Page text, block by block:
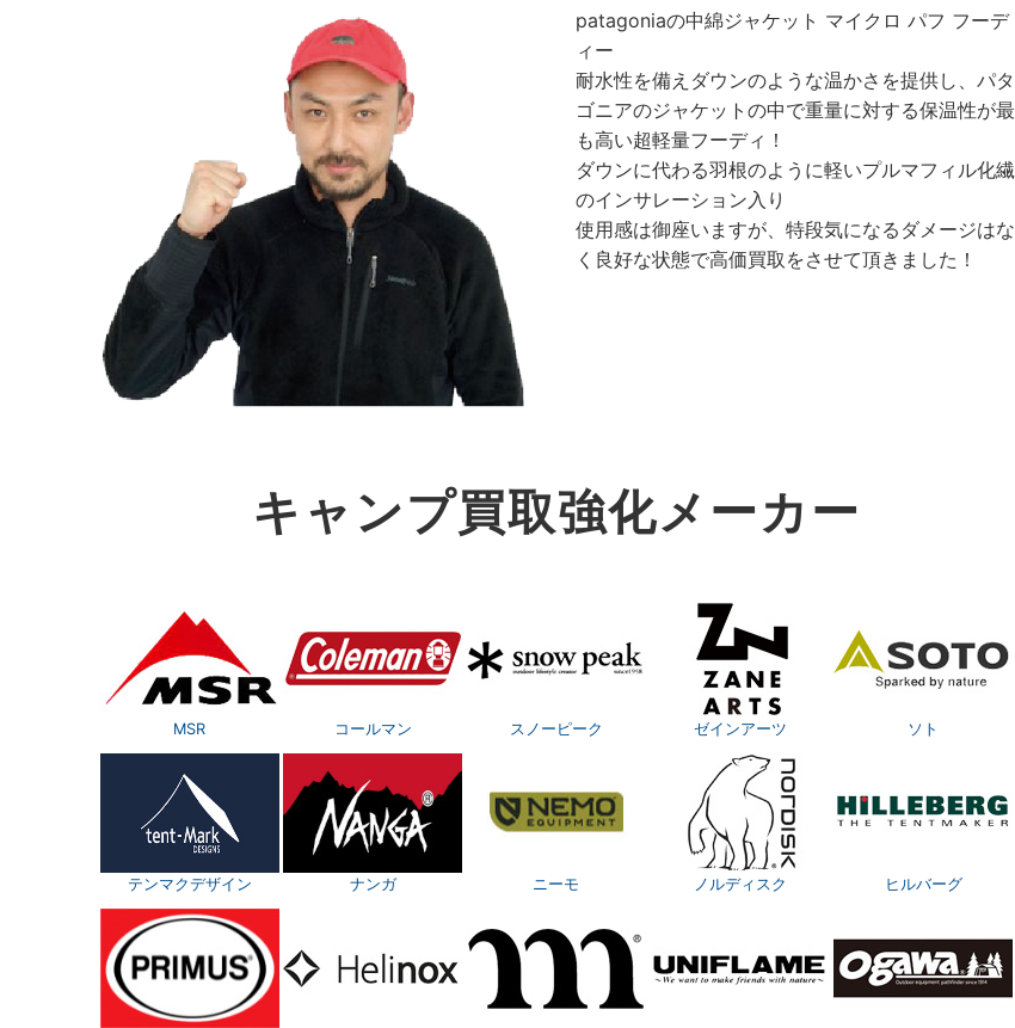
patagoniaの中綿ジャケット マイクロ パフ フーデ
ィー
耐水性を備えダウンのような温かさを提供し、パタ
ゴニアのジャケットの中で重量に対する保温性が最
も高い超軽量フーディ！
ダウンに代わる羽根のように軽いプルマフィル化繊
のインサレーション入り
使用感は御座いますが、特段気になるダメージはな
く良好な状態で高価買取をさせて頂きました！
キャンプ買取強化メーカー
MSR コールマン スノーピーク ゼインアーツ ソト
テンマクデザイン ナンガ ニーモ ノルディスク ヒルバーグ